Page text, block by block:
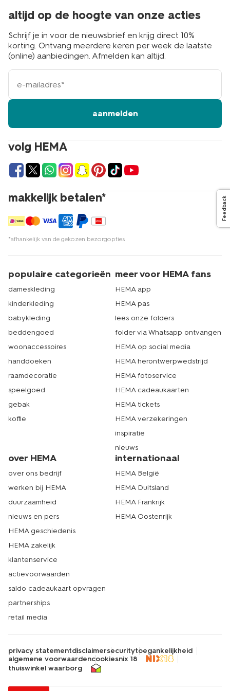
volg HEMA
makkelijk betalen*
*afhankelijk van de gekozen bezorgopties
altijd op de hoogte van onze acties
Schrijf je in voor de nieuwsbrief en krijg direct 10%
korting. Ontvang meerdere keren per week de laatste
(online) aanbiedingen. Afmelden kan altijd.
e-
mailadres
aanmelden
populaire categorieën
dameskleding
kinderkleding
babykleding
beddengoed
woonaccessoires
handdoeken
raamdecoratie
speelgoed
gebak
koffie
meer voor HEMA fans
HEMA app
HEMA pas
lees onze folders
folder via Whatsapp ontvangen
HEMA op social media
HEMA herontwerpwedstrijd
HEMA fotoservice
HEMA cadeaukaarten
HEMA tickets
HEMA verzekeringen
inspiratie
nieuws
over HEMA
over ons bedrijf
werken bij HEMA
duurzaamheid
nieuws en pers
HEMA geschiedenis
HEMA zakelijk
klantenservice
actievoorwaarden
saldo cadeaukaart opvragen
partnerships
retail media
internationaal
HEMA België
HEMA Duitsland
HEMA Frankrijk
HEMA Oostenrijk
privacy statementdisclaimersecuritytoegankelijkheid
algemene voorwaardencookiesnix 18
thuiswinkel waarborg
Feedback